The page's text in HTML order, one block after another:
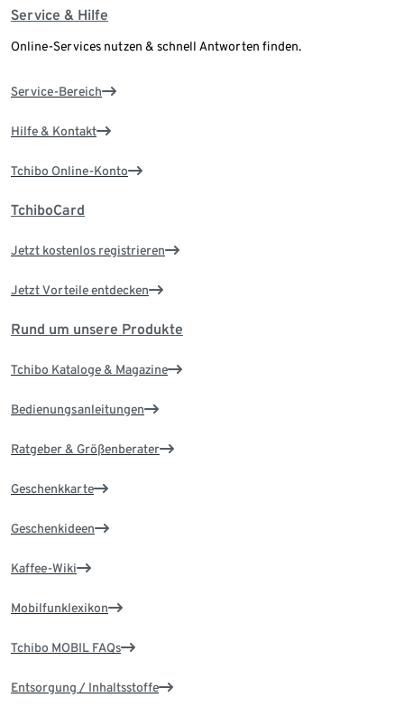
Service & Hilfe
Online-Services nutzen & schnell Antworten finden.
Service-Bereich
Hilfe & Kontakt
Tchibo Online-Konto
TchiboCard
Jetzt kostenlos registrieren
Jetzt Vorteile entdecken
Rund um unsere Produkte
Tchibo Kataloge & Magazine
Bedienungsanleitungen
Ratgeber & Größenberater
Geschenkkarte
Geschenkideen
Kaffee-Wiki
Mobilfunklexikon
Tchibo MOBIL FAQs
Entsorgung / Inhaltsstoffe